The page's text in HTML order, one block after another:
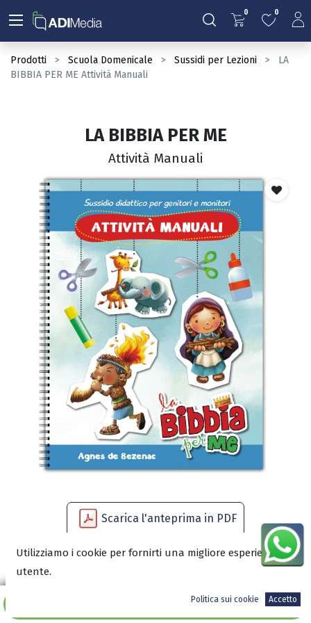
0 0
Prodotti Scuola Domenicale Sussidi per Lezioni
LA
BIBBIA PER ME Attività Manuali
Aggiungi al carrello
LA BIBBIA PER ME
Attività Manuali
Scarica l'anteprima in PDF
Utilizziamo i cookie per fornirti una migliore esperienza
utente.
Politica sui cookie Accetto